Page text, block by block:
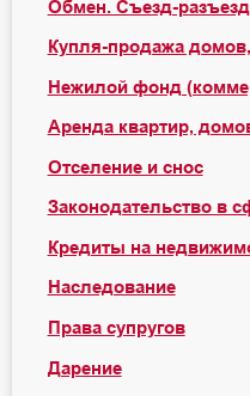
Обмен. Съезд-разъезд
Купля-продажа
Нежилой фонд
Аренда квартир,
Отселение и снос
Законодательство в
Кредиты на
Наследование
Права супругов
Дарение